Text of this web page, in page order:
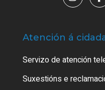
Atención á
Servizo de atención
Suxestións e